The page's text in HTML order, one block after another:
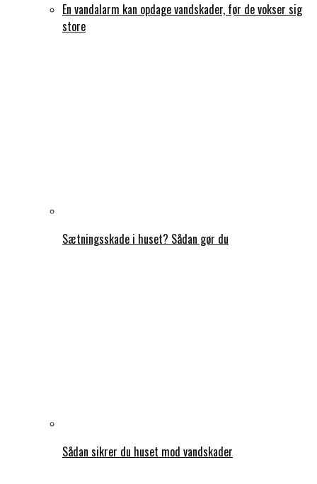
En vandalarm kan opdage vandskader, før de vokser sig
store
Sætningsskade i huset? Sådan gør du
Sådan sikrer du huset mod vandskader